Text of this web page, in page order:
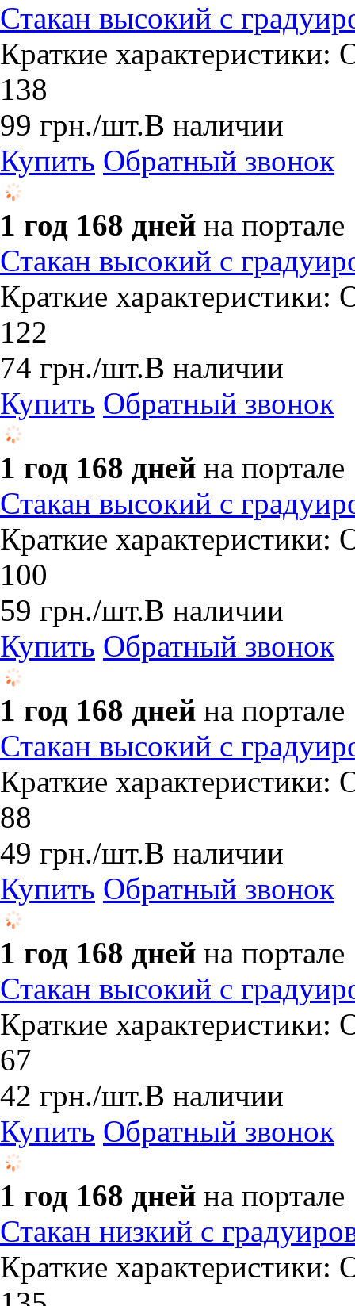
Стакан высокий с
Краткие
138
99 грн./шт.В наличии
Купить Обратный звонок
1 год 168 дней на портале
Стакан высокий с
Краткие
122
74 грн./шт.В наличии
Купить Обратный звонок
1 год 168 дней на портале
Стакан высокий с
Краткие
100
59 грн./шт.В наличии
Купить Обратный звонок
1 год 168 дней на портале
Стакан высокий с
Краткие
88
49 грн./шт.В наличии
Купить Обратный звонок
1 год 168 дней на портале
Стакан высокий с
Краткие
67
42 грн./шт.В наличии
Купить Обратный звонок
1 год 168 дней на портале
Стакан низкий с
Краткие